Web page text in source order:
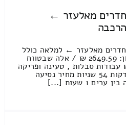
מאלעזר ←
מאלעזר ← למלאה כולל
פירוק והרכבה מחיר מחירון: 2649.59 ₪ / אלה שבטווח
3300 – 2500 ₪ עבודות סבלות , טעינה ופריקה
: 1092.00 ₪ / זמן : 55 דקות 54 שניות מחיר נסיעה